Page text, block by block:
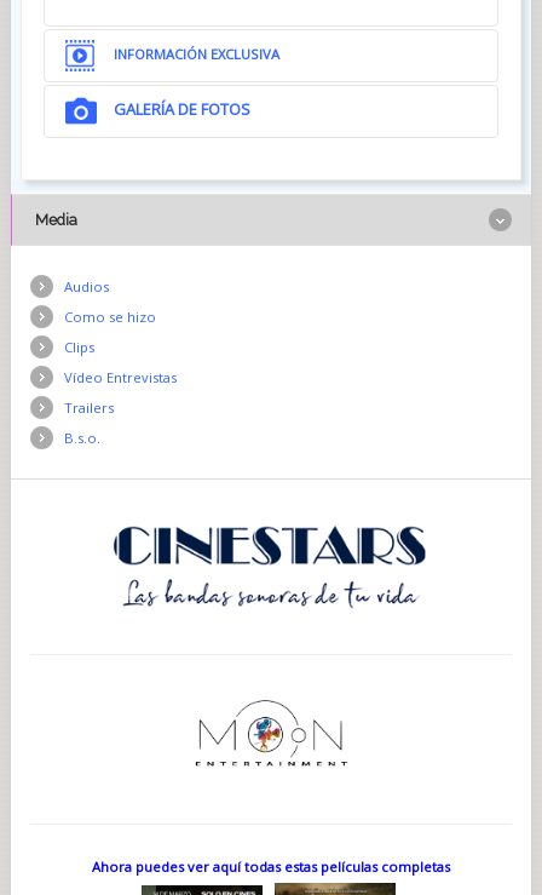
INFORMACIÓN EXCLUSIVA
GALERÍA DE FOTOS
Media
Audios
Como se hizo
Clips
Vídeo Entrevistas
Trailers
B.s.o.
Ahora puedes ver aquí todas estas películas completas